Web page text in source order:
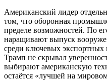
Американский лидер
том, что оборонная
пределе возможностей. По
наращивают выпуск
среди ключевых
Трамп не скрывал
выбирают американскую
остаётся «лучшей на